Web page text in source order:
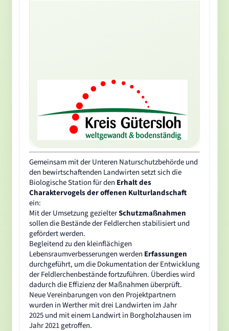
Gemeinsam mit der Unteren Naturschutzbehörde und
den bewirtschaftenden Landwirten setzt sich die
Biologische Station für den Erhalt des
Charaktervogels der offenen Kulturlandschaft
ein:
Mit der Umsetzung gezielterSchutzmaßnahmen
sollen die Bestände der Feldlerchen stabilisiert und
gefördert werden.
Begleitend zu den kleinflächigen
Lebensraumverbesserungen werden Erfassungen
durchgeführt, um die Dokumentation der Entwicklung
der Feldlerchenbestände fortzuführen. Überdies wird
dadurch die Effizienz der Maßnahmen überprüft.
Neue Vereinbarungen von den Projektpartnern
wurden in Werther mit drei Landwirten im Jahr
2025 und mit einem Landwirt in Borgholzhausen im
Jahr 2021 getroffen.